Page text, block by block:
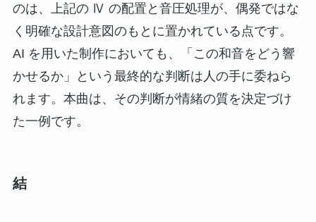
のは、上記の Ⅳ の配置と音圧処理が、偶発ではな
く明確な設計意図のもとに置かれている点です。
AI を用いた制作においても、「この和音をどう響
かせるか」という最終的な判断は人の手に委ねら
れます。本曲は、その判断が情緒の質を決定づけ
た一例です。
結